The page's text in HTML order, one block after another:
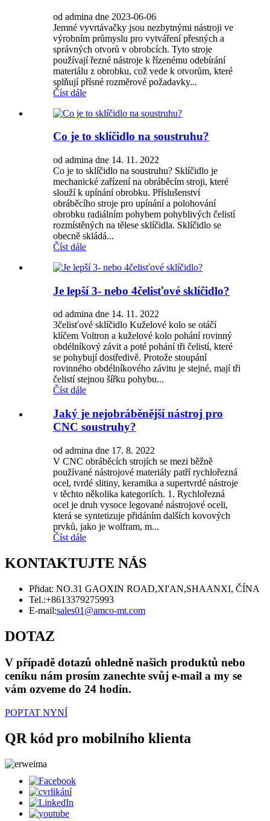
od admina dne 2023-06-06
Jemné vyvrtávačky jsou nezbytnými nástroji ve
výrobním průmyslu pro vytváření přesných a
správných otvorů v obrobcích. Tyto stroje
používají řezné nástroje k řízenému odebírání
materiálu z obrobku, což vede k otvorům, které
splňují přísné rozměrové požadavky...
Číst dále
Co je to sklíčidlo na soustruhu?
od admina dne 14. 11. 2022
Co je to sklíčidlo na soustruhu? Sklíčidlo je
mechanické zařízení na obráběcím stroji, které
slouží k upínání obrobku. Příslušenství
obráběcího stroje pro upínání a polohování
obrobku radiálním pohybem pohyblivých čelistí
rozmístěných na tělese sklíčidla. Sklíčidlo se
obecně skládá...
Číst dále
Je lepší 3- nebo 4čelisťové sklíčidlo?
od admina dne 14. 11. 2022
3čelisťové sklíčidlo Kuželové kolo se otáčí
klíčem Voltron a kuželové kolo pohání rovinný
obdélníkový závit a poté pohání tři čelistí, které
se pohybují dostředivě. Protože stoupání
rovinného obdélníkového závitu je stejné, mají tři
čelistí stejnou šířku pohybu...
Číst dále
Jaký je nejobráběnější nástroj pro
CNC soustruhy?
od admina dne 17. 8. 2022
V CNC obráběcích strojích se mezi běžně
používané nástrojové materiály patří rychlořezná
ocel, tvrdé slitiny, keramika a supertvrdé nástroje
v těchto několika kategoriích. 1. Rychlořezná
ocel je druh vysoce legované nástrojové oceli,
která se syntetizuje přidáním dalších kovových
prvků, jako je wolfram, m...
Číst dále
KONTAKTUJTE NÁS
Přidat: NO.31 GAOXIN ROAD,XI'AN,SHAANXI, ČÍNA
Tel.:+8613379275993
E-mail:sales01@amco-mt.com
DOTAZ
V případě dotazů ohledně našich produktů nebo
ceníku nám prosím zanechte svůj e-mail a my se
vám ozveme do 24 hodin.
POPTAT NYNÍ
QR kód pro mobilního klienta